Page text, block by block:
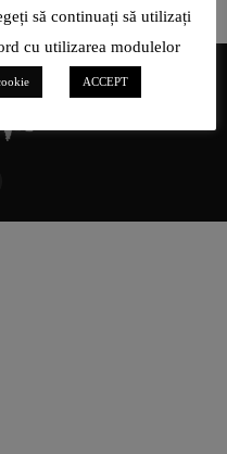
să continuați să utilizați
cu utilizarea modulelor
ACCEPT